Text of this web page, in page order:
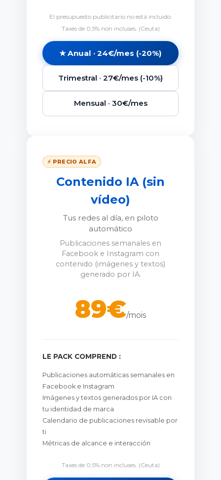
El presupuesto publicitario no está incluido.
Taxes de 0,5% non incluses. (Ceuta)
★ Anual · 24€/mes (-20%)
Trimestral · 27€/mes (-10%)
Mensual · 30€/mes
⚡ PRECIO ALFA
Contenido IA (sin
vídeo)
Tus redes al día, en piloto
automático
Publicaciones semanales en
Facebook e Instagram con
contenido (imágenes y textos)
generado por IA.
89€/mois
LE PACK COMPREND :
Publicaciones automáticas semanales en
Facebook e Instagram
Imágenes y textos generados por IA con
tu identidad de marca
Calendario de publicaciones revisable por
ti
Métricas de alcance e interacción
Taxes de 0,5% non incluses. (Ceuta)